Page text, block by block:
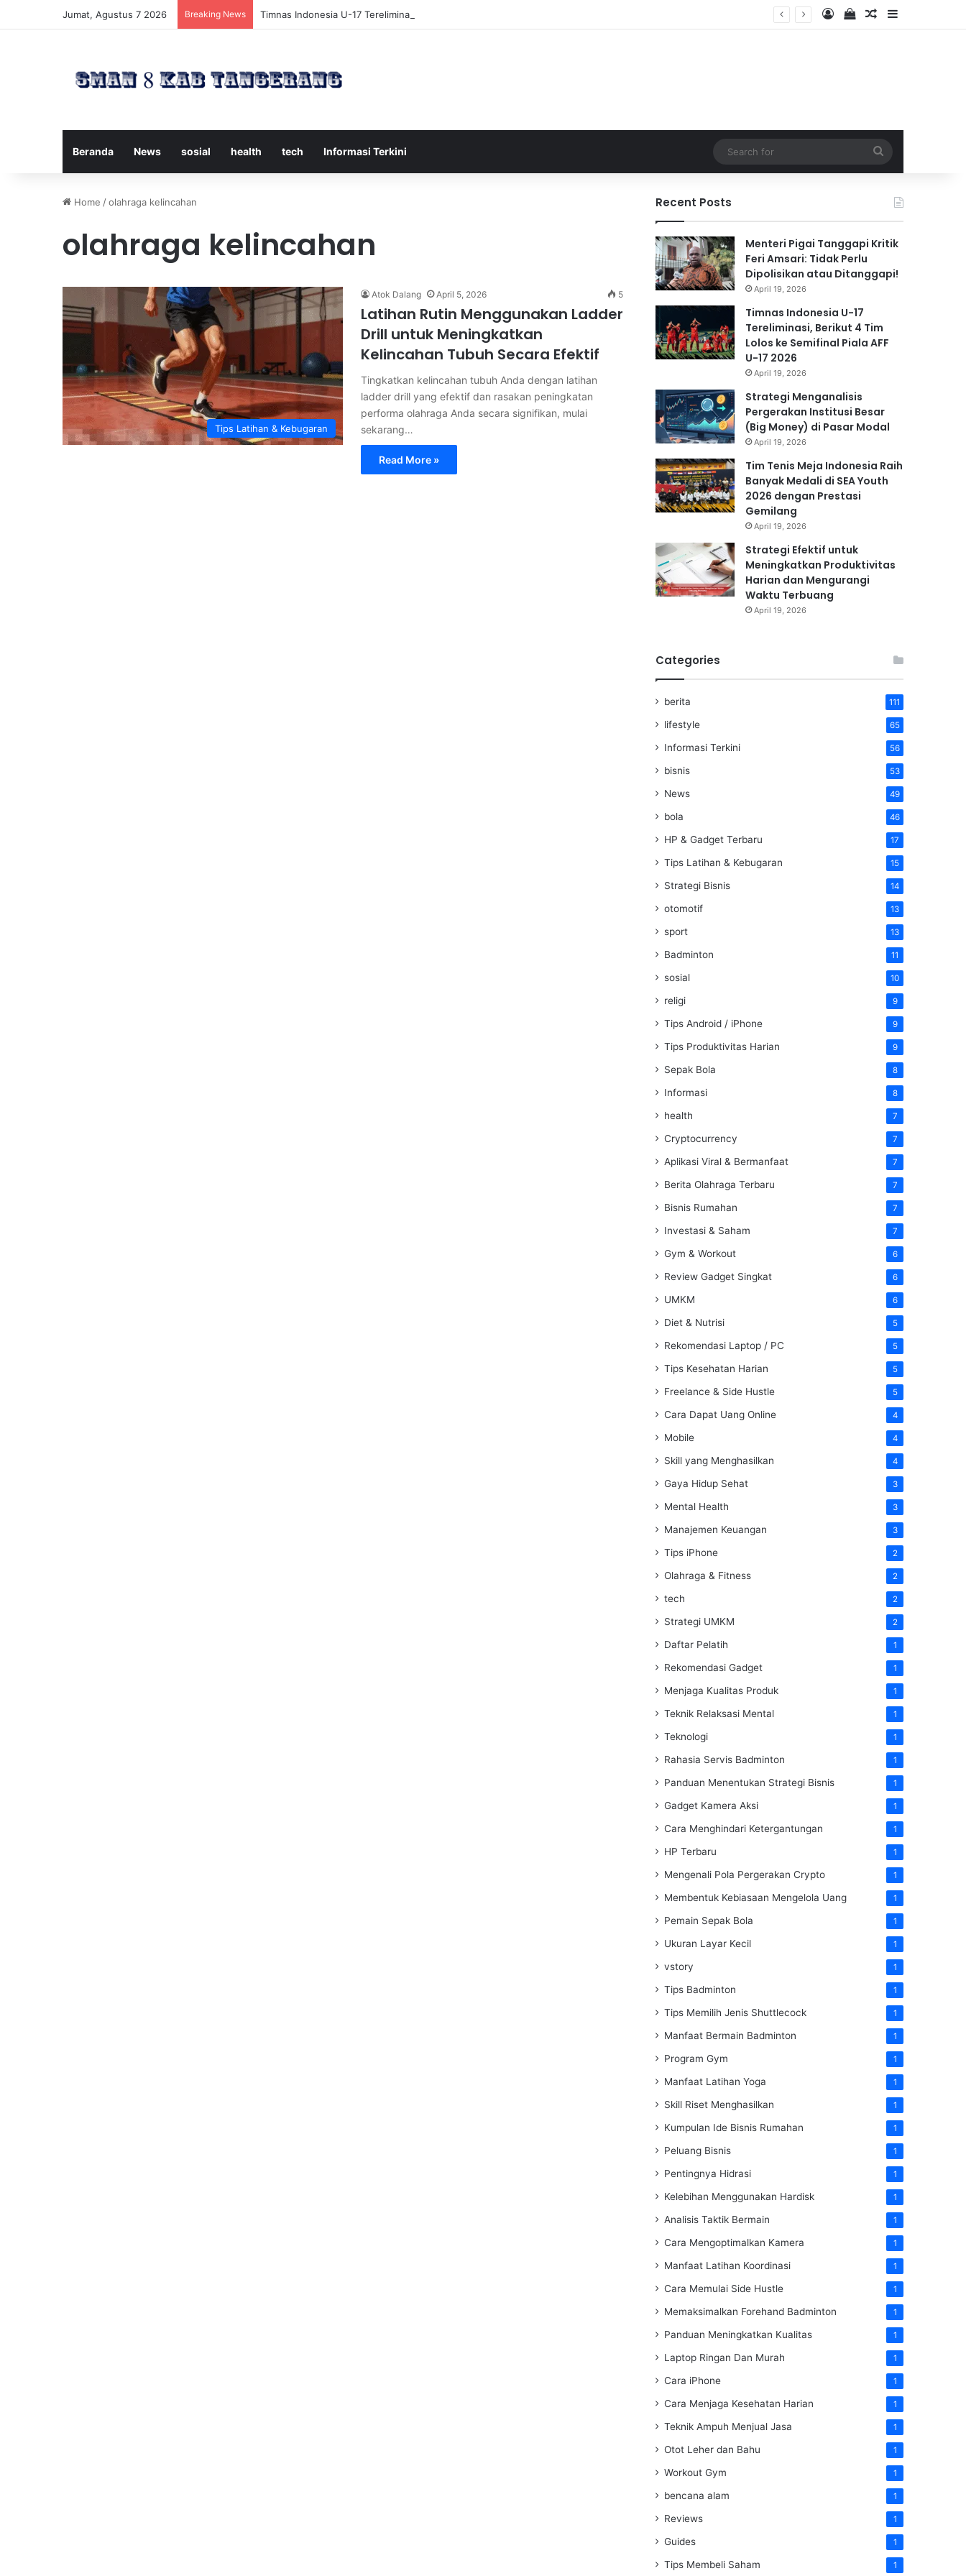
Jumat, Agustus 7 2026 Breaking News Timnas Indonesia U-17 Tereliminasi, Berikut 4 Tim Lolos ke Semifinal Piala AFF U-17 2026 Log InView your
Random Article
Sidebar
Beranda News sosial health tech Informasi Terkini
for
Home /olahraga kelincahan
olahraga kelincahan
Tips Latihan & Kebugaran
Atok Dalang April 5, 2026 5
Latihan Rutin Menggunakan Ladder
Drill untuk Meningkatkan
Kelincahan Tubuh Secara Efektif
Tingkatkan kelincahan tubuh Anda dengan latihan
ladder drill yang efektif dan rasakan peningkatan
performa olahraga Anda secara signifikan, mulai
sekarang…
Read More »
Recent Posts
Menteri Pigai Tanggapi Kritik
Feri Amsari: Tidak Perlu
Dipolisikan atau Ditanggapi!
April 19, 2026
Timnas Indonesia U-17
Tereliminasi, Berikut 4 Tim
Lolos ke Semifinal Piala AFF
U-17 2026
April 19, 2026
Strategi Menganalisis
Pergerakan Institusi Besar
(Big Money) di Pasar Modal
April 19, 2026
Tim Tenis Meja Indonesia Raih
Banyak Medali di SEA Youth
2026 dengan Prestasi
Gemilang
April 19, 2026
Strategi Efektif untuk
Meningkatkan Produktivitas
Harian dan Mengurangi
Waktu Terbuang
April 19, 2026
Categories
berita 111
lifestyle 65
Informasi Terkini 56
bisnis 53
News 49
bola 46
HP & Gadget Terbaru 17
Tips Latihan & Kebugaran 15
Strategi Bisnis 14
otomotif 13
sport 13
Badminton 11
sosial 10
religi 9
Tips Android / iPhone 9
Tips Produktivitas Harian 9
Sepak Bola 8
Informasi 8
health 7
Cryptocurrency 7
Aplikasi Viral & Bermanfaat 7
Berita Olahraga Terbaru 7
Bisnis Rumahan 7
Investasi & Saham 7
Gym & Workout 6
Review Gadget Singkat 6
UMKM 6
Diet & Nutrisi 5
Rekomendasi Laptop / PC 5
Tips Kesehatan Harian 5
Freelance & Side Hustle 5
Cara Dapat Uang Online 4
Mobile 4
Skill yang Menghasilkan 4
Gaya Hidup Sehat 3
Mental Health 3
Manajemen Keuangan 3
Tips iPhone 2
Olahraga & Fitness 2
tech 2
Strategi UMKM 2
Daftar Pelatih 1
Rekomendasi Gadget 1
Menjaga Kualitas Produk 1
Teknik Relaksasi Mental 1
Teknologi 1
Rahasia Servis Badminton 1
Panduan Menentukan Strategi Bisnis 1
Gadget Kamera Aksi 1
Cara Menghindari Ketergantungan 1
HP Terbaru 1
Mengenali Pola Pergerakan Crypto 1
Membentuk Kebiasaan Mengelola Uang 1
Pemain Sepak Bola 1
Ukuran Layar Kecil 1
vstory 1
Tips Badminton 1
Tips Memilih Jenis Shuttlecock 1
Manfaat Bermain Badminton 1
Program Gym 1
Manfaat Latihan Yoga 1
Skill Riset Menghasilkan 1
Kumpulan Ide Bisnis Rumahan 1
Peluang Bisnis 1
Pentingnya Hidrasi 1
Kelebihan Menggunakan Hardisk 1
Analisis Taktik Bermain 1
Cara Mengoptimalkan Kamera 1
Manfaat Latihan Koordinasi 1
Cara Memulai Side Hustle 1
Memaksimalkan Forehand Badminton 1
Panduan Meningkatkan Kualitas 1
Laptop Ringan Dan Murah 1
Cara iPhone 1
Cara Menjaga Kesehatan Harian 1
Teknik Ampuh Menjual Jasa 1
Otot Leher dan Bahu 1
Workout Gym 1
bencana alam 1
Reviews 1
Guides 1
Tips Membeli Saham 1